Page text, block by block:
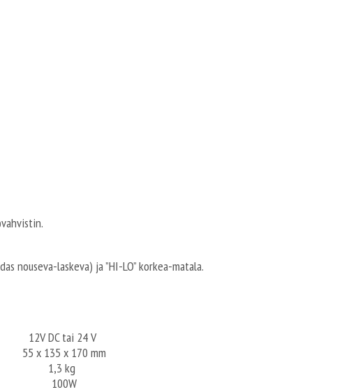
nouseva-laskeva) ja ”HI-LO” korkea-matala.
tai 24 V
170 mm
kg